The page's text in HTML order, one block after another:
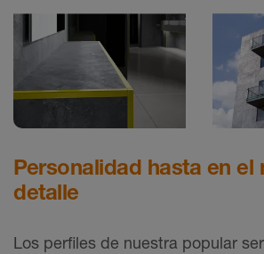
Personalidad hasta en el
detalle
Los perfiles de nuestra popular